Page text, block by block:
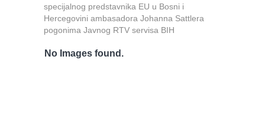
specijalnog predstavnika EU u Bosni i
Hercegovini ambasadora Johanna Sattlera
pogonima Javnog RTV servisa BIH
No Images found.